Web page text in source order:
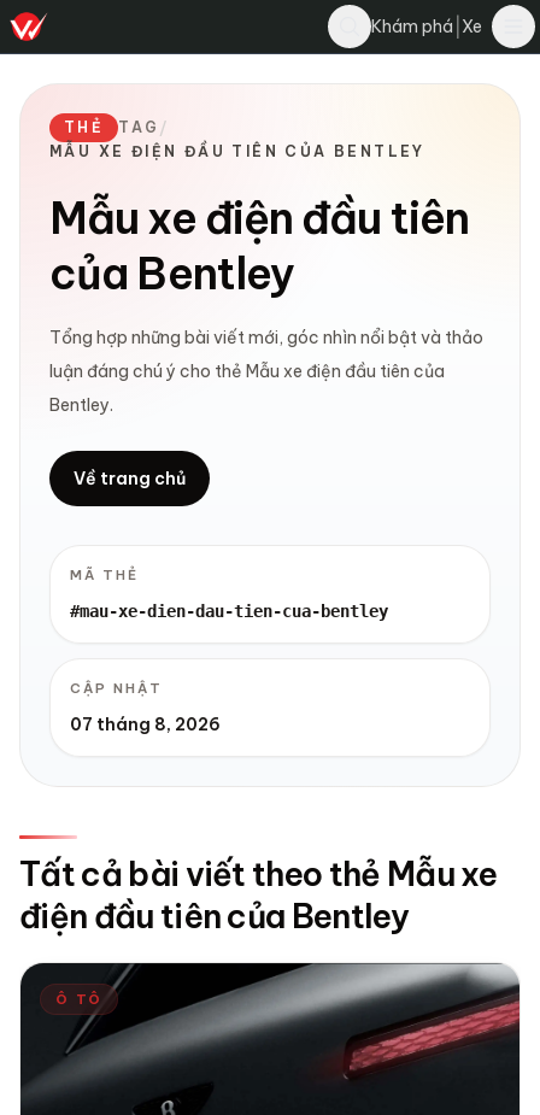
Khám phá Xe
THẺ TAG /
MẪU XE ĐIỆN ĐẦU TIÊN CỦA BENTLEY
Mẫu xe điện đầu tiên
của Bentley
Tổng hợp những bài viết mới, góc nhìn nổi bật và thảo
luận đáng chú ý cho thẻ Mẫu xe điện đầu tiên của
Bentley.
Về trang chủ
MÃ THẺ
#mau-xe-dien-dau-tien-cua-bentley
CẬP NHẬT
07 tháng 8, 2026
Tất cả bài viết theo thẻ Mẫu xe
điện đầu tiên của Bentley
Ô TÔ